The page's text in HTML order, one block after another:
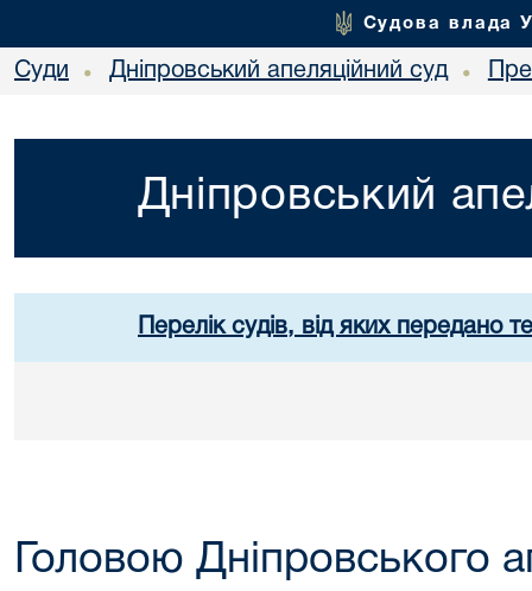
Судова влада
Суди • Дніпровський апеляційний суд •
Дніпровський
Перелік судів, від яких передано
Головою Дніпровського